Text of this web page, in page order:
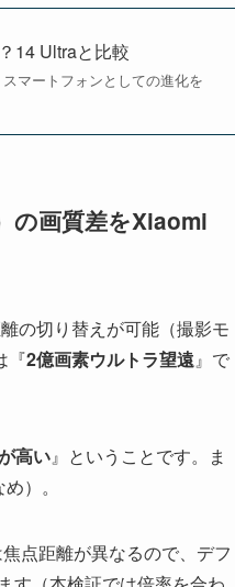
14 Ultraと比較
マートフォンとしての進化を
の画質差をXiaomi
の切り替えが可能（撮影モ
『2億画素ウルトラ望遠』で
高い』ということです。ま
）。
点距離が異なるので、デフ